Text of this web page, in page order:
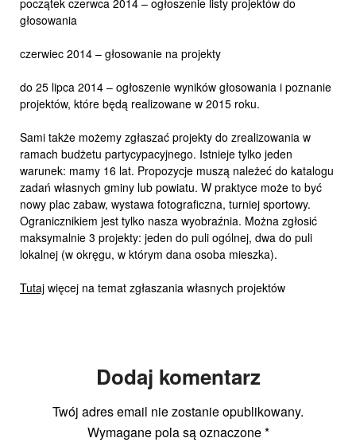
początek czerwca 2014 – ogłoszenie listy projektów do
głosowania
czerwiec 2014 – głosowanie na projekty
do 25 lipca 2014 – ogłoszenie wyników głosowania i poznanie
projektów, które będą realizowane w 2015 roku.
Sami także możemy zgłaszać projekty do zrealizowania w
ramach budżetu partycypacyjnego. Istnieje tylko jeden
warunek: mamy 16 lat. Propozycje muszą należeć do katalogu
zadań własnych gminy lub powiatu. W praktyce może to być
nowy plac zabaw, wystawa fotograficzna, turniej sportowy.
Ogranicznikiem jest tylko nasza wyobraźnia. Można zgłosić
maksymalnie 3 projekty: jeden do puli ogólnej, dwa do puli
lokalnej (w okręgu, w którym dana osoba mieszka).
Tutaj więcej na temat zgłaszania własnych projektów
Dodaj komentarz
Twój adres email nie zostanie opublikowany.
Wymagane pola są oznaczone*